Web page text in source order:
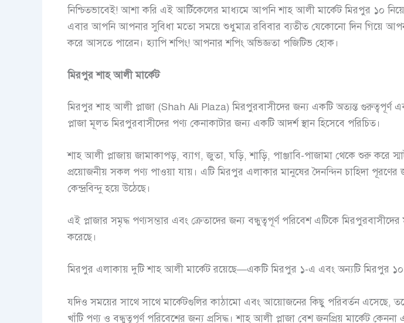
নিশ্চিতভাবেই! আশা করি এই আর্টিকেলের মাধ্যমে আপনি শাহ আলী মার্কেট মিরপুর ১০
এবার আপনি আপনার সুবিধা মতো সময়ে শুধুমাত্র রবিবার ব্যতীত যেকোনো দিন গিয়ে
করে আসতে পারেন। হ্যাপি শপিং! আপনার শপিং অভিজ্ঞতা পজিটিভ হোক।
মিরপুর শাহ আলী মার্কেট
মিরপুর শাহ আলী প্লাজা (Shah Ali Plaza) মিরপুরবাসীদের জন্য একটি অত্যন্ত গুরুত্বপূর্ণ
প্লাজা মূলত মিরপুরবাসীদের পণ্য কেনাকাটার জন্য একটি আদর্শ স্থান হিসেবে পরিচিত।
শাহ আলী প্লাজায় জামাকাপড়, ব্যাগ, জুতা, ঘড়ি, শাড়ি, পাঞ্জাবি-পাজামা থেকে শুরু করে
প্রয়োজনীয় সকল পণ্য পাওয়া যায়। এটি মিরপুর এলাকার মানুষের দৈনন্দিন চাহিদা পূরণের
কেন্দ্রবিন্দু হয়ে উঠেছে।
এই প্লাজার সমৃদ্ধ পণ্যসম্ভার এবং ক্রেতাদের জন্য বন্ধুত্বপূর্ণ পরিবেশ এটিকে মিরপুরবাসীদের
করেছে।
মিরপুর এলাকায় দুটি শাহ আলী মার্কেট রয়েছে—একটি মিরপুর ১-এ এবং অন্যটি মিরপুর
যদিও সময়ের সাথে সাথে মার্কেটগুলির কাঠামো এবং আয়োজনের কিছু পরিবর্তন এসেছে,
খাঁটি পণ্য ও বন্ধুত্বপূর্ণ পরিবেশের জন্য প্রসিদ্ধ। শাহ আলী প্লাজা বেশ জনপ্রিয় মার্কেট